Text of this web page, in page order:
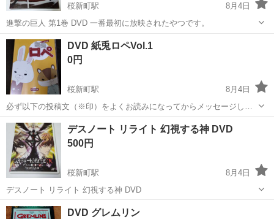
桜新町駅
8月4日
進撃の巨人 第1巻 DVD 一番最初に放映されたやつです。
東京 世田谷区 桜新町駅
DVD 紙兎ロペVol.1
0円
桜新町駅
8月4日
必ず以下の投稿文（※印）をよくお読みになってからメッセージして
ください。 ・DVD 紙兎ロペVol.1 DISCに研磨痕ございます。動作確認
済みです。 ※当方の”有料の”出品物を複数まとめてたくさん購入して
くれる...
東京 世田谷区 桜新町駅 DVD/ブルーレイ
デスノート リライト 幻視する神 DVD
500円
桜新町駅
8月4日
デスノート リライト 幻視する神 DVD
東京 世田谷区 桜新町駅
DVD グレムリン